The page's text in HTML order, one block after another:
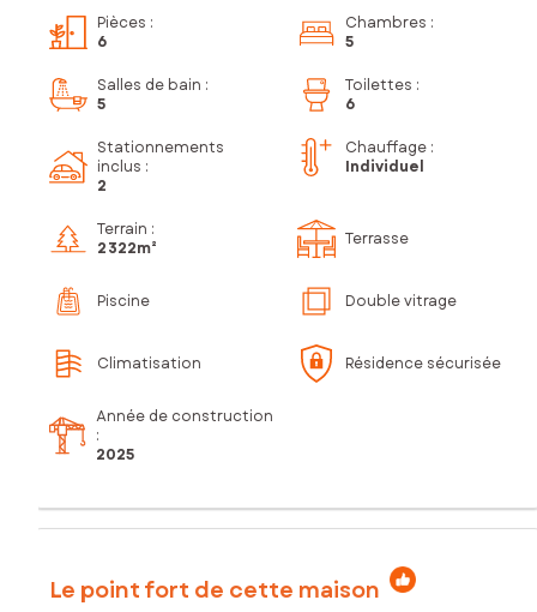
Pièces :
6
Chambres :
5
Salles de bain :
5
Toilettes :
6
Stationnements
inclus :
2
Chauffage :
Individuel
Terrain :
2 322m²
Terrasse
Piscine Double vitrage
Climatisation Résidence sécurisée
Année de construction
:
2025
Le point fort de cette maison